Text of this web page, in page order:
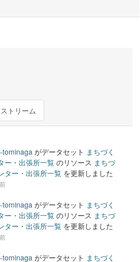
トリーム
tominaga がデータセット まちづく
ー・出張所一覧 のリソース まちづ
ター・出張所一覧 を更新しました
tominaga がデータセット まちづく
ー・出張所一覧 のリソース まちづ
ター・出張所一覧 を更新しました
tominaga がデータセット まちづく